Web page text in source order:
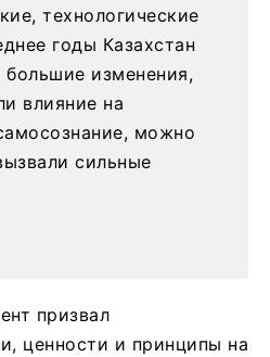
технологические
годы Казахстан
изменения,
влияние на
можно
сильные
призвал
ценности и принципы на